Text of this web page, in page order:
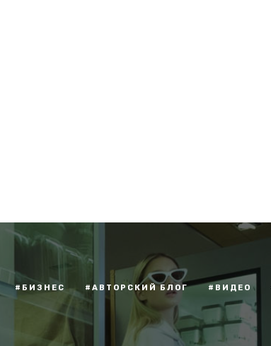
#БИЗНЕС #АВТОРСКИЙ БЛОГ #ВИДЕО